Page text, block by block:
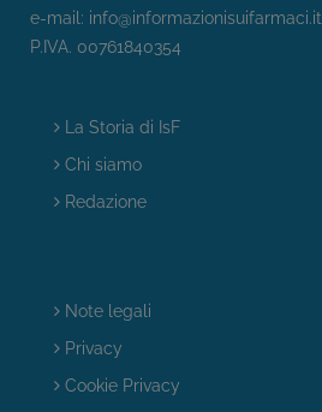
e-mail: info@informazionisuifarmaci.it
P.IVA. 00761840354
La Storia di IsF
Chi siamo
Redazione
Note legali
Privacy
Cookie Privacy